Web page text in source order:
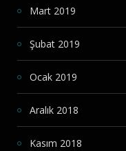
Mart 2019
Şubat 2019
Ocak 2019
Aralık 2018
Kasım 2018